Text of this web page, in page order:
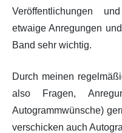
Veröffentlichungen
etwaige Anregungen
Band sehr wichtig.
Durch meinen
also Fragen,
Autogrammwünsche)
verschicken auch